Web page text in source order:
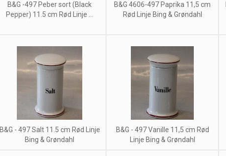
B&G -497 Peber sort (Black
Pepper) 11.5 cm Rød Linje ...
B&G 4606-497 Paprika 11,5 cm
Rød Linje Bing & Grøndahl
B&G - 497 Salt 11.5 cm Rød Linje
Bing & Grøndahl
B&G - 497 Vanille 11,5 cm Rød
Linje Bing & Grøndahl